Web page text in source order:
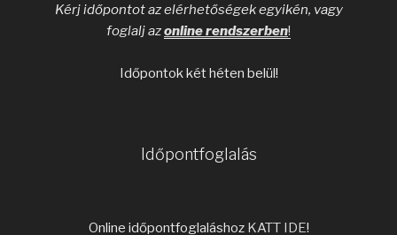
Kérj időpontot az elérhetőségek egyikén, vagy
foglalj azonline rendszerben!
Időpontok két héten belül!
Időpontfoglalás
Online időpontfoglaláshoz KATT IDE!